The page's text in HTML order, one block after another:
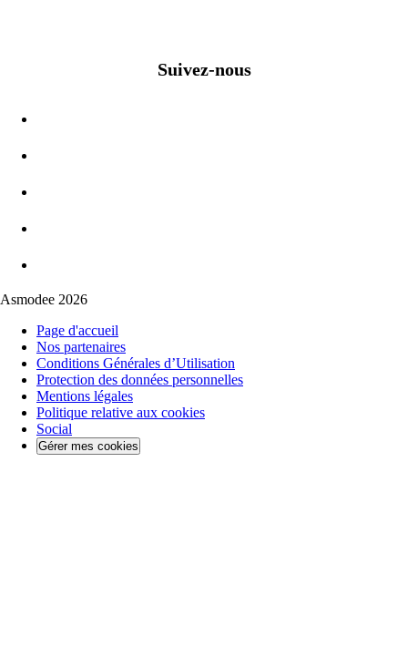
Suivez-nous
Asmodee 2026
Page d'accueil
Nos partenaires
Conditions Générales d’Utilisation
Protection des données personnelles
Mentions légales
Politique relative aux cookies
Social
Gérer mes cookies